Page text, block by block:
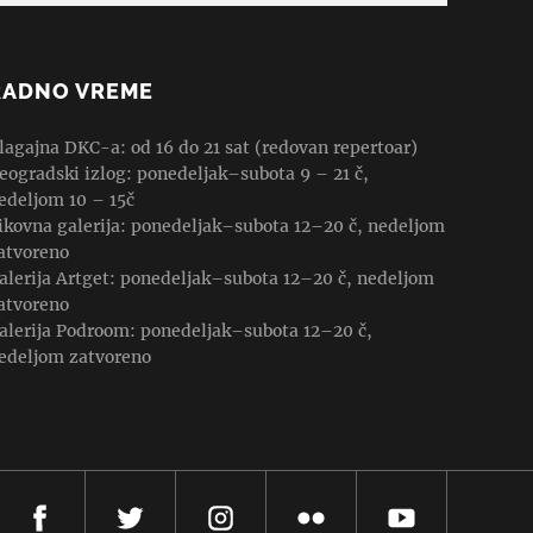
VREME
DKC-a: od 16 do 21 sat (redovan repertoar)
izlog: ponedeljak–subota 9 – 21 č,
10 – 15č
galerija: ponedeljak–subota 12–20 č, nedeljom
Artget: ponedeljak–subota 12–20 č, nedeljom
Podroom: ponedeljak–subota 12–20 č,
zatvoreno